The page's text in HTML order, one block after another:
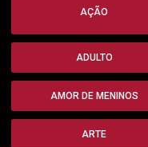
AÇÃO
ADULTO
AMOR DE MENINOS
ARTE